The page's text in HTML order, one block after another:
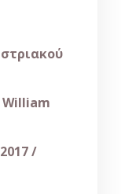
William
/